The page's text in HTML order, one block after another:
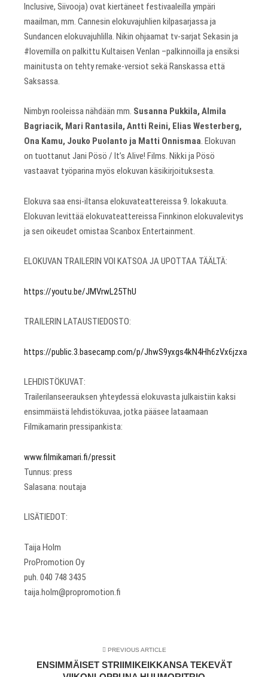
Inclusive, Siivooja) ovat kiertäneet festivaaleilla ympäri
maailman, mm. Cannesin elokuvajuhlien kilpasarjassa ja
Sundancen elokuvajuhlilla. Nikin ohjaamat tv-sarjat Sekasin ja
#lovemilla on palkittu Kultaisen Venlan –palkinnoilla ja ensiksi
mainitusta on tehty remake-versiot sekä Ranskassa että
Saksassa.
Nimbyn rooleissa nähdään mm. Susanna Pukkila, Almila
Bagriacik, Mari Rantasila, Antti Reini, Elias Westerberg,
Ona Kamu, Jouko Puolanto ja Matti Onnismaa. Elokuvan
on tuottanut Jani Pösö / It’s Alive! Films. Nikki ja Pösö
vastaavat työparina myös elokuvan käsikirjoituksesta.
Elokuva saa ensi-iltansa elokuvateattereissa 9. lokakuuta.
Elokuvan levittää elokuvateattereissa Finnkinon elokuvalevitys
ja sen oikeudet omistaa Scanbox Entertainment.
ELOKUVAN TRAILERIN VOI KATSOA JA UPOTTAA TÄÄLTÄ:
https://youtu.be/JMVrwL25ThU
TRAILERIN LATAUSTIEDOSTO:
https://public.3.basecamp.com/p/JhwS9yxgs4kN4Hh6zVx6jzxa
LEHDISTÖKUVAT:
Trailerilanseerauksen yhteydessä elokuvasta julkaistiin kaksi
ensimmäistä lehdistökuvaa, jotka pääsee lataamaan
Filmikamarin pressipankista:
www.filmikamari.fi/pressit
Tunnus: press
Salasana: noutaja
LISÄTIEDOT:
Taija Holm
ProPromotion Oy
puh. 040 748 3435
taija.holm@propromotion.fi
PREVIOUS ARTICLE
ENSIMMÄISET STRIIMIKEIKKANSA TEKEVÄT